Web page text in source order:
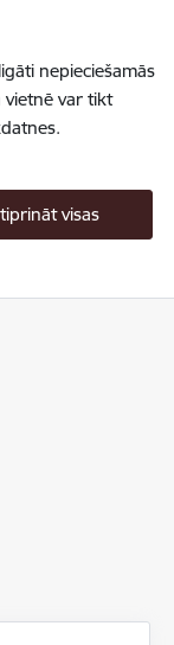
nepieciešamās
vietnē var tikt
visas